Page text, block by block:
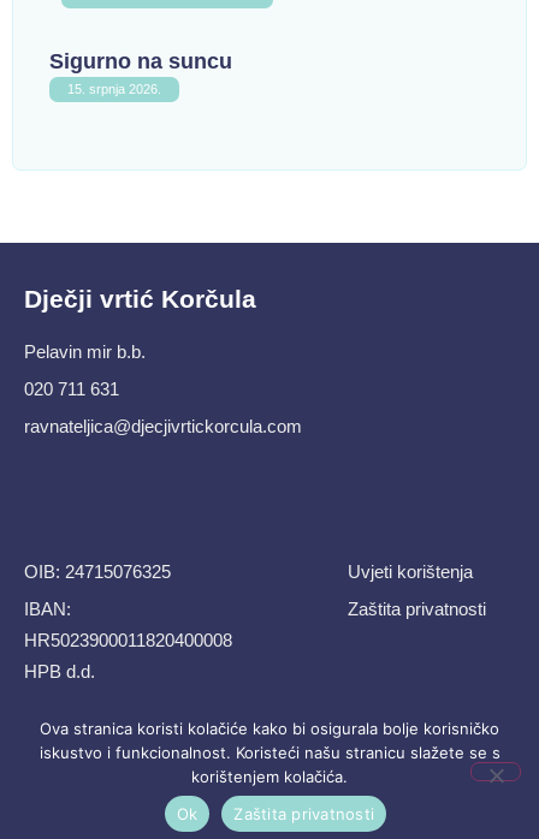
Sigurno na suncu
15. srpnja 2026.
Dječji vrtić Korčula
Pelavin mir b.b.
020 711 631
ravnateljica@djecjivrtickorcula.com
OIB: 24715076325
IBAN:
HR5023900011820400008
HPB d.d.
Uvjeti korištenja
Zaštita privatnosti
© All rights reserved
Made with ❤ by
Ova stranica koristi kolačiće kako bi osigurala bolje korisničko
iskustvo i funkcionalnost. Koristeći našu stranicu slažete se s
korištenjem kolačića.
Ok
Zaštita privatnosti